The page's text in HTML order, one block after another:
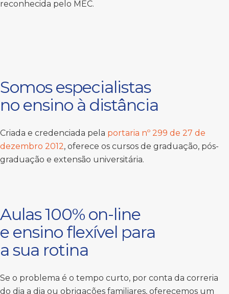
reconhecida pelo MEC.
Somos especialistas
no ensino à distância
Criada e credenciada pela portaria nº 299 de 27 de
dezembro 2012, oferece os cursos de graduação, pós-
graduação e extensão universitária.
Aulas 100% on-line
e ensino flexível para
a sua rotina
Se o problema é o tempo curto, por conta da correria
do dia a dia ou obrigações familiares, oferecemos um